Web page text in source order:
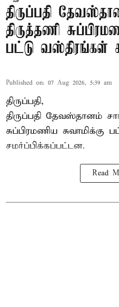
திருப்பதி
திருத்தணி
பட்டு வஸ்திரங்கள்
Published on: 07 Aug 2026, 5:39 am
திருப்பதி,
திருப்பதி தேவஸ்தானம்
சுப்பிரமணிய சுவாமிக்கு
சமர்ப்பிக்கப்பட்டன.
Read